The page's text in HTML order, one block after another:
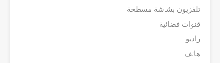
تلفزيون بشاشة مسطحة
قنوات فضائية
راديو
هاتف